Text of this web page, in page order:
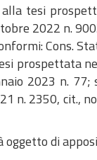
tesi
2022 n.
Cons.
prospettata
2023 n.
n. 2350, cit.,
di